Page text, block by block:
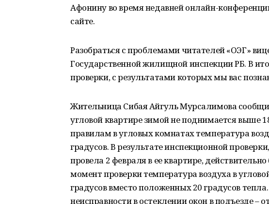
Афонину во время недавней онлайн-
сайте.
Разобраться с проблемами читателей «ОЭГ»
Государственной жилищной инспекции РБ. В
проверки, с результатами которых мы вас
Жительница Сибая Айгуль Мурсалимова
угловой квартире зимой не поднимается выше
правилам в угловых комнатах температура
градусов. В результате инспекционной
провела 2 февраля в ее квартире,
момент проверки температура воздуха в
градусов вместо положенных 20 градусов
неисправности в остеклении окон в подъезде –